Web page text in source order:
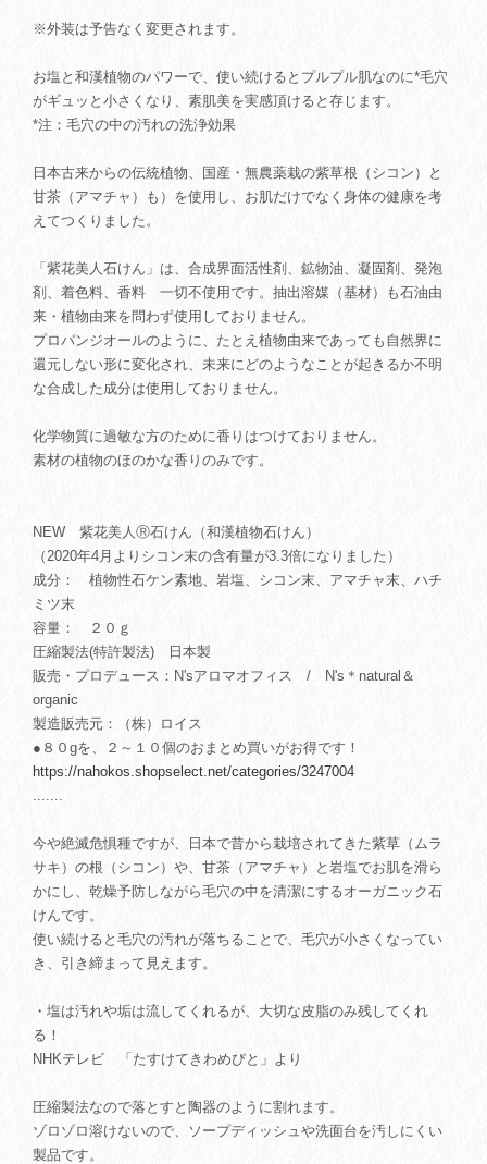
※外装は予告なく変更されます。
お塩と和漢植物のパワーで、使い続けるとプルプル肌なのに*毛穴
がギュッと小さくなり、素肌美を実感頂けると存じます。
*注：毛穴の中の汚れの洗浄効果
日本古来からの伝統植物、国産・無農薬栽の紫草根（シコン）と
甘茶（アマチャ）も）を使用し、お肌だけでなく身体の健康を考
えてつくりました。
「紫花美人石けん」は、合成界面活性剤、鉱物油、凝固剤、発泡
剤、着色料、香料 一切不使用です。抽出溶媒（基材）も石油由
来・植物由来を問わず使用しておりません。
プロパンジオールのように、たとえ植物由来であっても自然界に
還元しない形に変化され、未来にどのようなことが起きるか不明
な合成した成分は使用しておりません。
化学物質に過敏な方のために香りはつけておりません。
素材の植物のほのかな香りのみです。
NEW 紫花美人Ⓡ石けん（和漢植物石けん）
（2020年4月よりシコン末の含有量が3.3倍になりました）
成分： 植物性石ケン素地、岩塩、シコン末、アマチャ末、ハチ
ミツ末
容量： ２０ｇ
圧縮製法(特許製法) 日本製
販売・プロデュース：N'sアロマオフィス / N's＊natural＆
organic
製造販売元：（株）ロイス
●８０gを、２～１０個のおまとめ買いがお得です！
https://nahokos.shopselect.net/categories/3247004
今や絶滅危惧種ですが、日本で昔から栽培されてきた紫草（ムラ
サキ）の根（シコン）や、甘茶（アマチャ）と岩塩でお肌を滑ら
かにし、乾燥予防しながら毛穴の中を清潔にするオーガニック石
けんです。
使い続けると毛穴の汚れが落ちることで、毛穴が小さくなってい
き、引き締まって見えます。
・塩は汚れや垢は流してくれるが、大切な皮脂のみ残してくれ
る！
NHKテレビ 「たすけてきわめびと」より
圧縮製法なので落とすと陶器のように割れます。
ゾロゾロ溶けないので、ソープディッシュや洗面台を汚しにくい
製品です。